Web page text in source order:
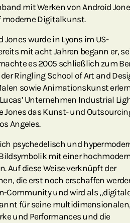
mit Werken von Android
Digitalkunst.
wurde in Lyons im US-
mit acht Jahren begann er,
es 2005 schließlich zum
Ringling School of Art and
sowie Animationskunst
Unternehmen Industrial
Jones das Kunst- und
Angeles.
psychedelisch und
mit einer
Auf diese Weise verknüpft der
die erst noch erschaffen
Community und wird als
für seine multidimensionalen,
und Performances und die